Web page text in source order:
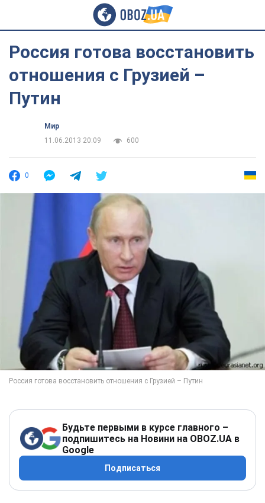
Россия готова восстановить
отношения с Грузией –
Путин
Мир
11.06.2013 20:09
600
0
Будьте первыми в курсе главного –
подпишитесь на Новини на OBOZ.UA в
Google
Подписаться